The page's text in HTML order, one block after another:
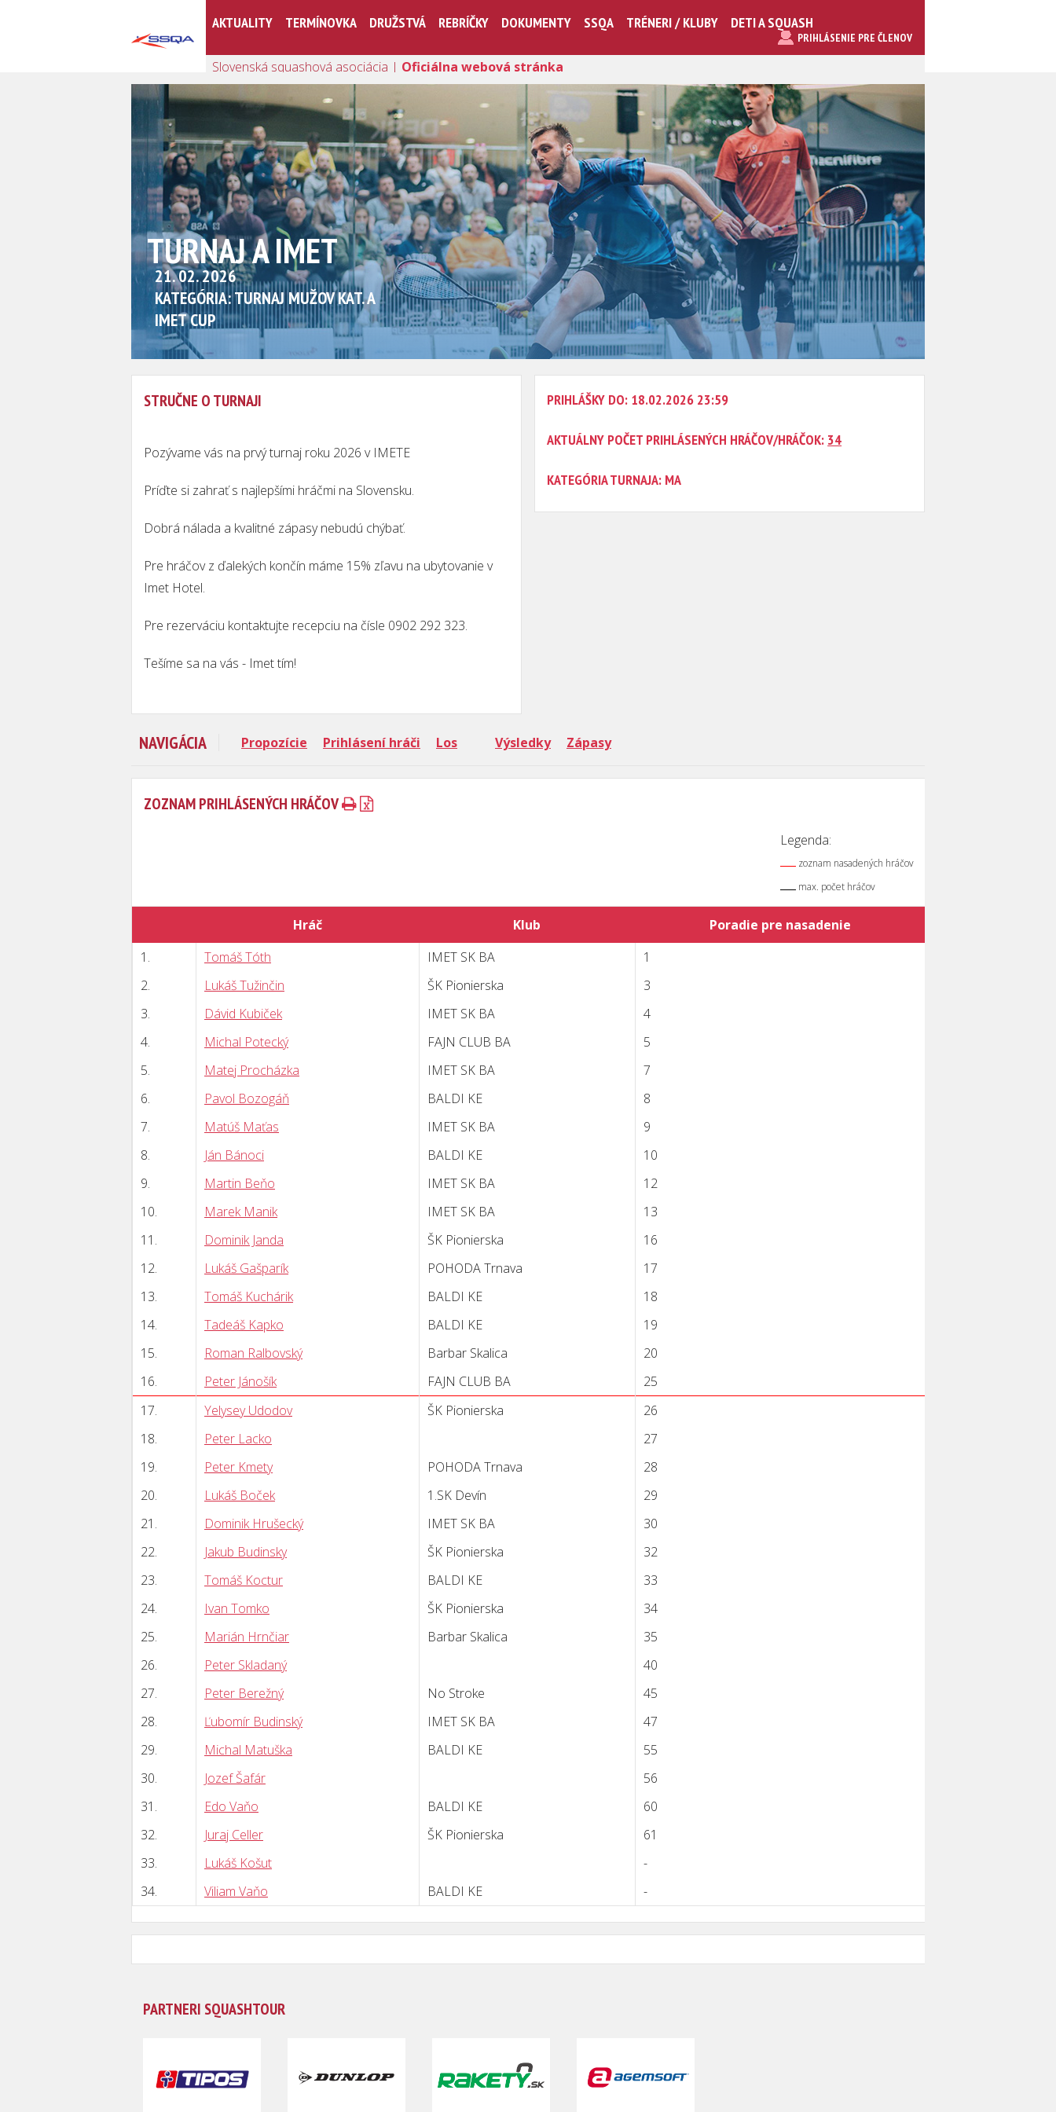
AKTUALITY TERMÍNOVKA DRUŽSTVÁ REBRÍČKY DOKUMENTY SSQA TRÉNERI / KLUBY DETI A SQUASH
PRIHLÁSENIE PRE ČLENOV
Slovenská squashová asociácia | Oficiálna webová stránka
TURNAJ A IMET
21. 02. 2026
KATEGÓRIA: TURNAJ MUŽOV KAT. A
IMET CUP
STRUČNE O TURNAJI
Pozývame vás na prvý turnaj roku 2026 v IMETE
Príďte si zahrať s najlepšími hráčmi na Slovensku.
Dobrá nálada a kvalitné zápasy nebudú chýbať.
Pre hráčov z ďalekých končín máme 15% zľavu na ubytovanie v
Imet Hotel.
Pre rezerváciu kontaktujte recepciu na čísle 0902 292 323.
Tešíme sa na vás - Imet tím!
PRIHLÁŠKY DO: 18.02.2026 23:59
AKTUÁLNY POČET PRIHLÁSENÝCH HRÁČOV/HRÁČOK: 34
KATEGÓRIA TURNAJA: MA
NAVIGÁCIA Propozície Prihlásení hráči Los Výsledky Zápasy
ZOZNAM PRIHLÁSENÝCH HRÁČOV
Legenda:
zoznam nasadených hráčov
max. počet hráčov
Hráč Klub
Poradie pre nasadenie
1.
Tomáš Tóth IMET SK BA
1
2.
Lukáš Tužinčin ŠK Pionierska
3
3.
Dávid Kubiček IMET SK BA
4
4.
Michal Potecký FAJN CLUB BA
5
5.
Matej Procházka IMET SK BA
7
6.
Pavol Bozogáň BALDI KE
8
7.
Matúš Maťas IMET SK BA
9
8.
Ján Bánoci BALDI KE
10
9.
Martin Beňo IMET SK BA
12
10.
Marek Manik IMET SK BA
13
11.
Dominik Janda ŠK Pionierska
16
12.
Lukáš Gašparík POHODA Trnava
17
13.
Tomáš Kuchárik BALDI KE
18
14.
Tadeáš Kapko BALDI KE
19
15.
Roman Ralbovský Barbar Skalica
20
16.
Peter Jánošík FAJN CLUB BA
25
17.
Yelysey Udodov ŠK Pionierska
26
18.
Peter Lacko
27
19.
Peter Kmety POHODA Trnava
28
20.
Lukáš Boček 1.SK Devín
29
21.
Dominik Hrušecký IMET SK BA
30
22.
Jakub Budinsky ŠK Pionierska
32
23.
Tomáš Koctur BALDI KE
33
24.
Ivan Tomko ŠK Pionierska
34
25.
Marián Hrnčiar Barbar Skalica
35
26.
Peter Skladaný
40
27.
Peter Berežný No Stroke
45
28.
Ľubomír Budinský IMET SK BA
47
29.
Michal Matuška BALDI KE
55
30.
Jozef Šafár
56
31.
Edo Vaňo BALDI KE
60
32.
Juraj Celler ŠK Pionierska
61
33.
Lukáš Košut
-
34.
Viliam Vaňo BALDI KE -
PARTNERI SQUASHTOUR